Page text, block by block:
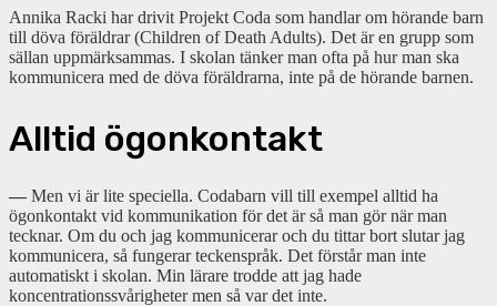
Annika Racki har drivit Projekt Coda som handlar om hörande barn
till döva föräldrar (Children of Death Adults). Det är en grupp som
sällan uppmärksammas. I skolan tänker man ofta på hur man ska
kommunicera med de döva föräldrarna, inte på de hörande barnen.
Alltid ögonkontakt
— Men vi är lite speciella. Codabarn vill till exempel alltid ha
ögonkontakt vid kommunikation för det är så man gör när man
tecknar. Om du och jag kommunicerar och du tittar bort slutar jag
kommunicera, så fungerar teckenspråk. Det förstår man inte
automatiskt i skolan. Min lärare trodde att jag hade
koncentrationssvårigheter men så var det inte.